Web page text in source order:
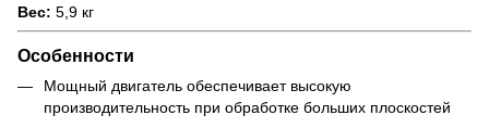
Вес: 5,9 кг
Особенности
Мощный двигатель обеспечивает высокую
производительность при обработке больших плоскостей